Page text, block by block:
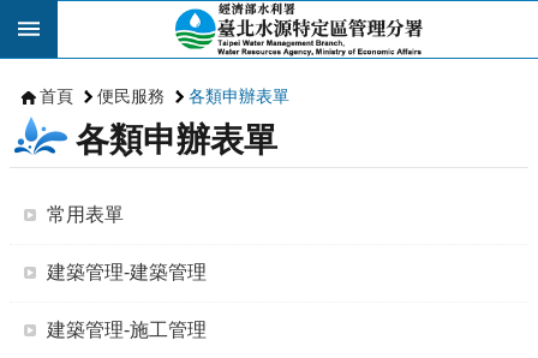
跳到主要內容區塊
首頁 便民服務 各類申辦表單
各類申辦表單
常用表單
建築管理-建築管理
建築管理-施工管理